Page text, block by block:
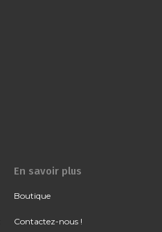
En savoir plus
Boutique
Contactez-nous !